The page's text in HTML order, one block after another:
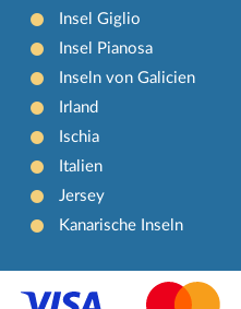
Insel Giglio
Insel Pianosa
Inseln von Galicien
Irland
Ischia
Italien
Jersey
Kanarische Inseln